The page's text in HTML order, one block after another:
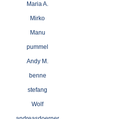
Maria A.
Mirko
Manu
pummel
Andy M.
benne
stefang
Wolf